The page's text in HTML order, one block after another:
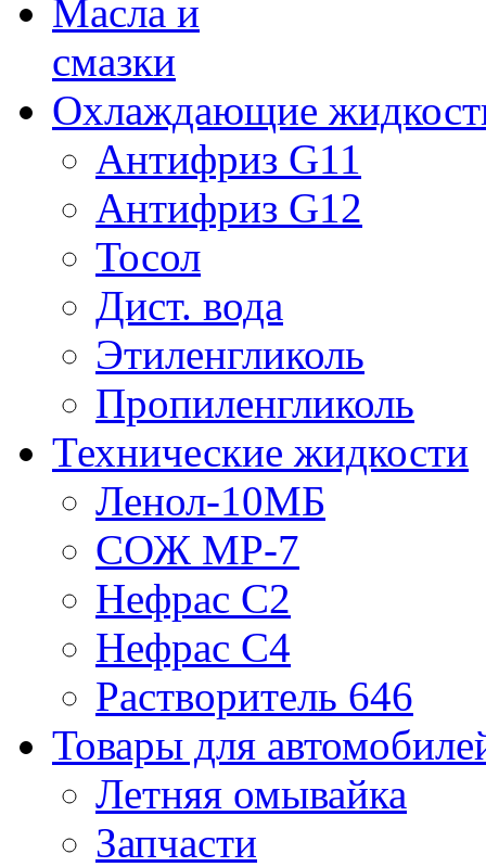
Масла и
смазки
Охлаждающие
Антифриз G11
Антифриз G12
Тосол
Дист. вода
Этиленгликоль
Пропиленгликоль
Технические жидкости
Ленол-10МБ
СОЖ МР-7
Нефрас С2
Нефрас С4
Растворитель 646
Товары для
Летняя омывайка
Запчасти